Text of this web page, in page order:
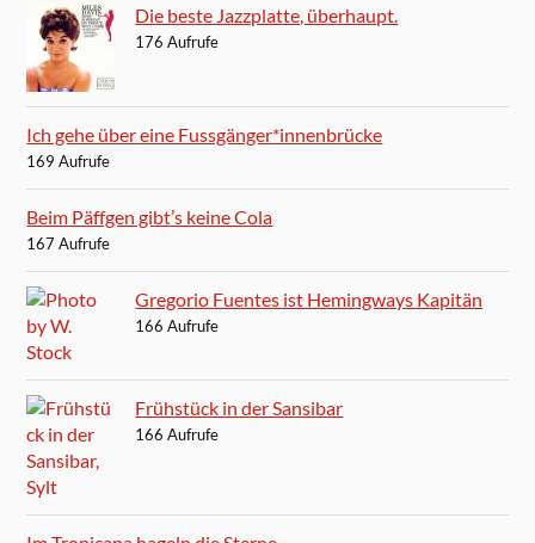
Die beste Jazzplatte, überhaupt.
176 Aufrufe
Ich gehe über eine Fussgänger*innenbrücke
169 Aufrufe
Beim Päffgen gibt’s keine Cola
167 Aufrufe
Gregorio Fuentes ist Hemingways Kapitän
166 Aufrufe
Frühstück in der Sansibar
166 Aufrufe